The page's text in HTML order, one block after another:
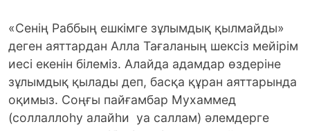
«Сенің Раббың ешкімге зұлымдық қылмайды»
деген аяттардан Алла Тағаланың шексіз мейірім
иесі екенін білеміз. Алайда адамдар өздеріне
зұлымдық қылады деп, басқа құран аяттарында
оқимыз. Соңғы пайғамбар Мухаммед
(соллаллоһу алайһи уа саллам) әлемдерге